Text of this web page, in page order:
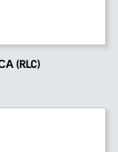
(RLC)